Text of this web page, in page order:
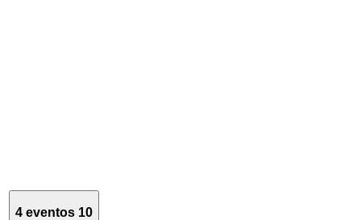
4 eventos 10